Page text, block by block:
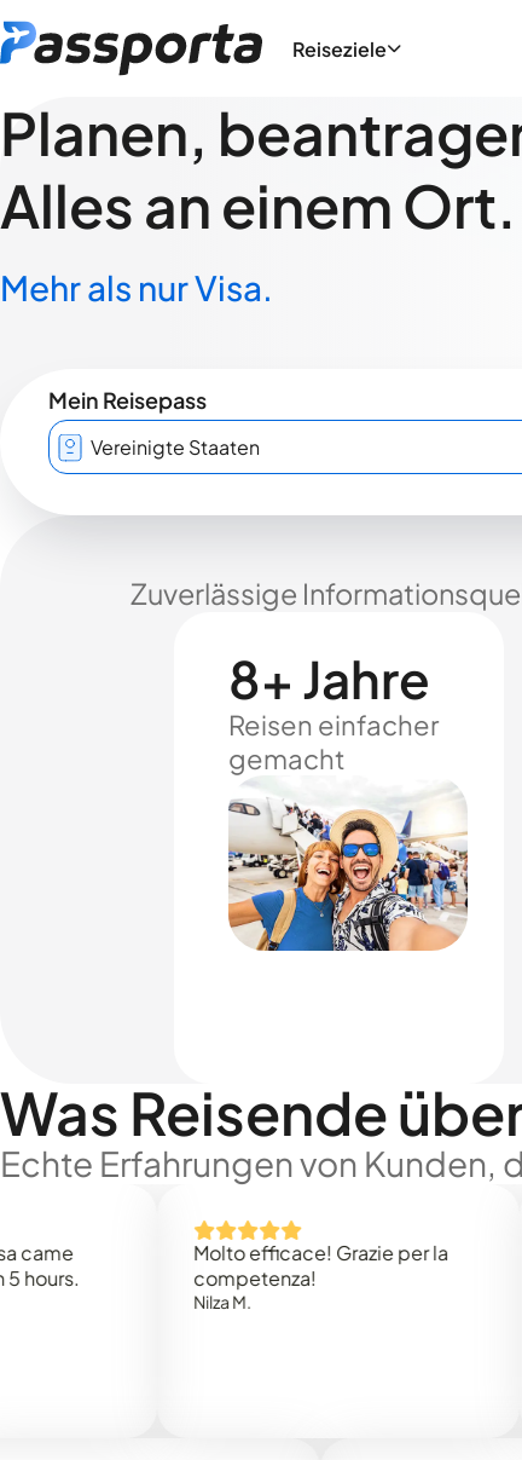
Reiseziele
Planen,
Alles an einem Ort.
Mehr als nur Visa.
Mein Reisepass
Zuverlässige
8+ Jahre
Reisen einfacher
gemacht
Was Reisende
Echte Erfahrungen von Kunden,
Molto efficace! Grazie per la
competenza!